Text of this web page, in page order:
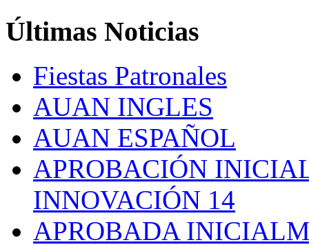
Últimas Noticias
Fiestas Patronales
AUAN INGLES
AUAN ESPAÑOL
APROBACIÓN
INNOVACIÓN 14
APROBADA